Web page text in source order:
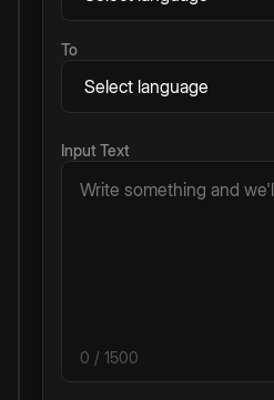
To
Input Text
0 / 1500